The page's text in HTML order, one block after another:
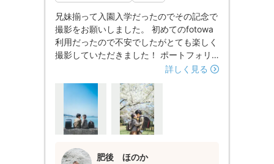
兄妹揃って入園入学だったのでその記念で
撮影をお願いしました。 初めてのfotowa
利用だったので不安でしたがとても楽しく
撮影していただきました！ ポートフォリ
オを拝見し柔らかい雰囲気、自然な感じが
って頂いてる間もポーズを提案して頂いた
り、撮りたいポーズを聞いてくれたりとて
も優しい方でした！ 仕上がった写真は全
てお気に入りで自然な笑顔がたくさんで大
しくお願いします！ ありがとうございま
詳しく見る
肥後 ほのか